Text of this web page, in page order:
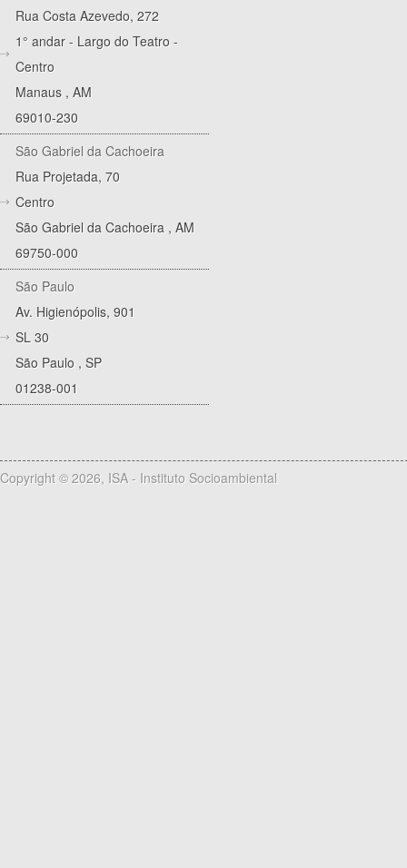
Rua Costa Azevedo, 272
1° andar - Largo do Teatro -
Centro
Manaus , AM
69010-230
São Gabriel da Cachoeira
Rua Projetada, 70
Centro
São Gabriel da Cachoeira , AM
69750-000
São Paulo
Av. Higienópolis, 901
SL 30
São Paulo , SP
01238-001
Copyright © 2026, ISA - Instituto Socioambiental